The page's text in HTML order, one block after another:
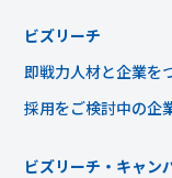
ビズリーチ
即戦力人材と企業を
採用をご検討中の企
ビズリーチ・キャン